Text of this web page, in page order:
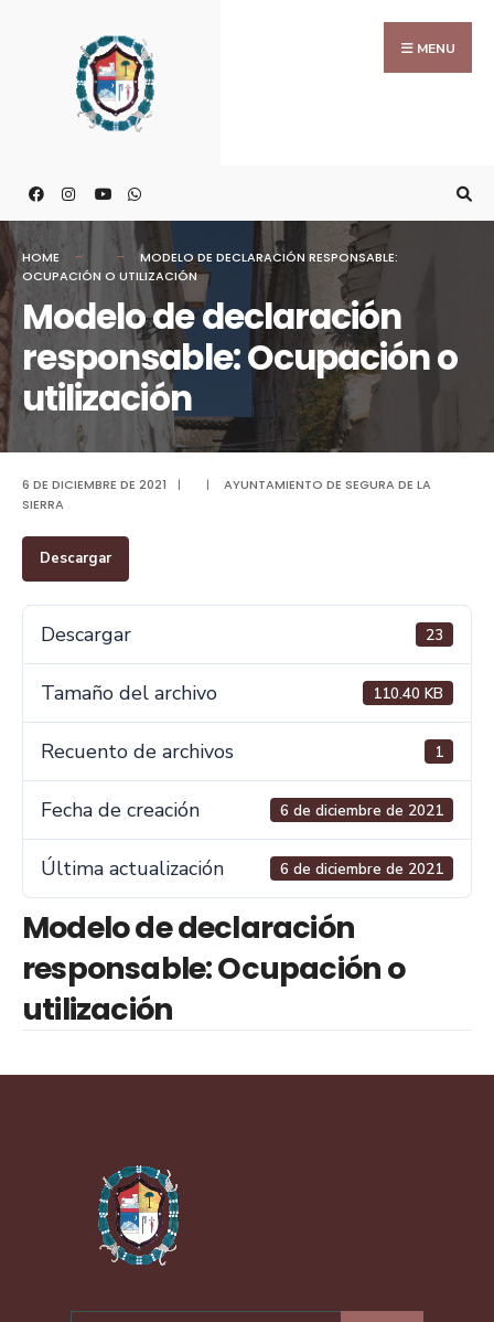
MENU
HOME
MODELO DE DECLARACIÓN RESPONSABLE:
OCUPACIÓN O UTILIZACIÓN
Modelo de declaración
responsable: Ocupación o
utilización
6 DE DICIEMBRE DE 2021 | |
AYUNTAMIENTO DE SEGURA DE LA
SIERRA
Descargar
Descargar 23
Tamaño del archivo 110.40 KB
Recuento de archivos 1
Fecha de creación 6 de diciembre de 2021
Última actualización 6 de diciembre de 2021
Modelo de declaración
responsable: Ocupación o
utilización